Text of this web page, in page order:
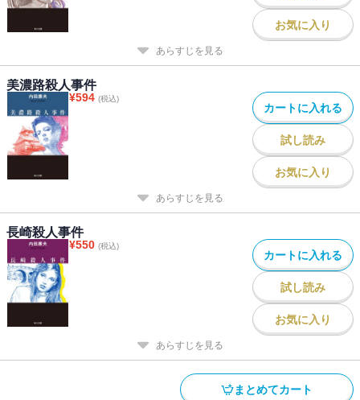
お気に入り
あらすじを見る
美濃路殺人事件
¥594 (税込)
カートに入れる
試し読み
お気に入り
あらすじを見る
長崎殺人事件
¥550 (税込)
カートに入れる
試し読み
お気に入り
あらすじを見る
まとめてカート